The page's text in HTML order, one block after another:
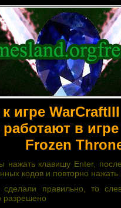
игре
работают в
Frozen
нажать клавишу Enter,
кодов и повторно нажать
правильно, то
разрешено